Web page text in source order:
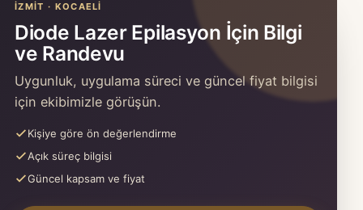
İZMIT · KOCAELI
Diode Lazer Epilasyon İçin Bilgi
ve Randevu
Uygunluk, uygulama süreci ve güncel fiyat bilgisi
için ekibimizle görüşün.
Kişiye göre ön değerlendirme
Açık süreç bilgisi
Güncel kapsam ve fiyat